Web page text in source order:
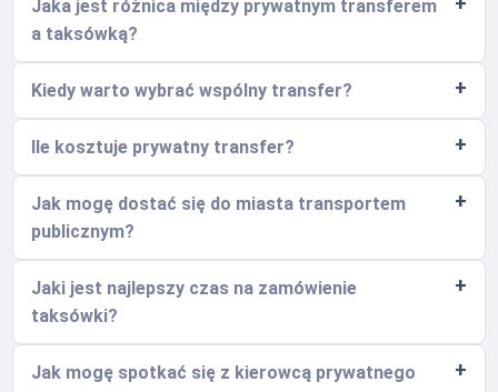
Jaka jest różnica między prywatnym transferem
a taksówką?
Kiedy warto wybrać wspólny transfer?
Ile kosztuje prywatny transfer?
Jak mogę dostać się do miasta transportem
publicznym?
Jaki jest najlepszy czas na zamówienie
taksówki?
Jak mogę spotkać się z kierowcą prywatnego